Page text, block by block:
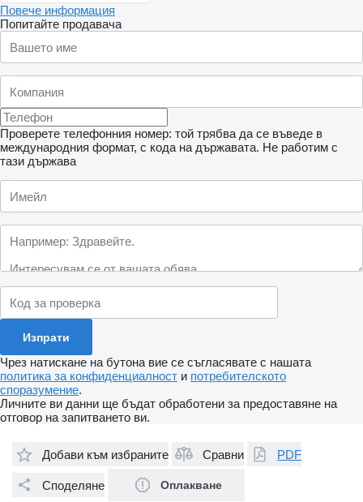
Повече информация
Попитайте продавача
Проверете телефонния номер: той трябва да се въведе в
международния формат, с кода на държавата. Не работим с
тази държава
Чрез натискане на бутона вие се съгласявате с нашата
политика за конфиденциалност и потребителското
споразумение.
Личните ви данни ще бъдат обработени за предоставяне на
отговор на запитването ви.
Добави към избраните Сравни PDF
Споделяне Оплакване